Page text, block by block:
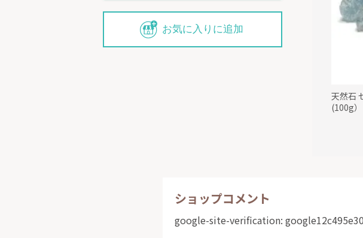
お気に入りに追加
天然石
(100g
ショップコメント
google-site-verification: